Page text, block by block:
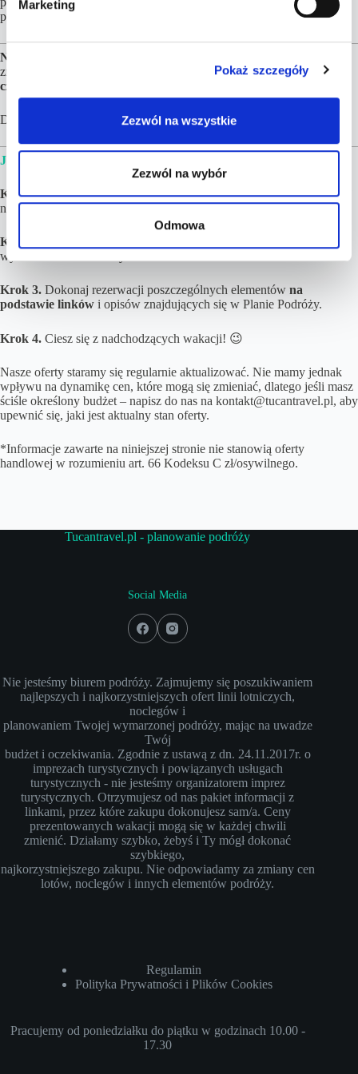
Marketing
Pokaż szczegóły
Zezwól na wszystkie
Zezwól na wybór
Odmowa
preferencji.
Niniejsza propozycja to
zrealizować. Nie zwlekaj jednak zbyt długo, boceny mogą się z
czasem zmienić.
Data dodania: 22.08.2024
JAK WYGLĄDA REALIZACJA ZAMÓWIENIA?
Krok 1.Złóż i opłać zamówienie. Jeżeli podróżujących będzie więcej
niż 8 osób – napisz do nas na kontakt@tucantravel.pl
Krok 2.
wynosi do 3 dni roboczych.
Krok 3. Dokonaj rezerwacji poszczególnych elementów na
podstawie linków i opisów znajdujących się w Planie Podróży.
Krok 4. Ciesz się z nadchodzących wakacji! 😉
Nasze oferty staramy się regularnie aktualizować. Nie mamy jednak
wpływu na dynamikę cen, które mogą się zmieniać, dlatego jeśli masz
ściśle określony budżet – napisz do nas na kontakt@tucantravel.pl, aby
upewnić się, jaki jest aktualny stan oferty.
*Informacje zawarte na niniejszej stronie nie stanowią oferty
handlowej w rozumieniu art. 66 Kodeksu C zł/osywilnego.
Tucantravel.pl - planowanie podróży
Social Media
Nie jesteśmy biurem podróży. Zajmujemy się poszukiwaniem
najlepszych i najkorzystniejszych ofert linii lotniczych,
noclegów i
planowaniem Twojej wymarzonej podróży, mając na uwadze
Twój
budżet i oczekiwania. Zgodnie z ustawą z dn. 24.11.2017r. o
imprezach turystycznych i powiązanych usługach
turystycznych - nie jesteśmy organizatorem imprez
turystycznych. Otrzymujesz od nas pakiet informacji z
linkami, przez które zakupu dokonujesz sam/a. Ceny
prezentowanych wakacji mogą się w każdej chwili
zmienić. Działamy szybko, żebyś i Ty mógł dokonać
szybkiego,
najkorzystniejszego zakupu. Nie odpowiadamy za zmiany cen
lotów, noclegów i innych elementów podróży.
Regulamin
Polityka Prywatności i Plików Cookies
Pracujemy od poniedziałku do piątku w godzinach 10.00 -
17.30